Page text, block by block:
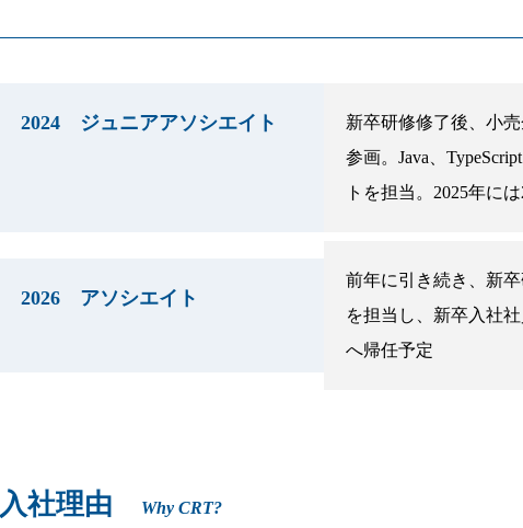
2024 ジュニアアソシエイト
新卒研修修了後、小
参画。Java、
トを担当。2025年に
2026 アソシエイト
前年に引き続き、新
を担当し、新卒入社
へ帰任予定
入社理由 Why CRT?